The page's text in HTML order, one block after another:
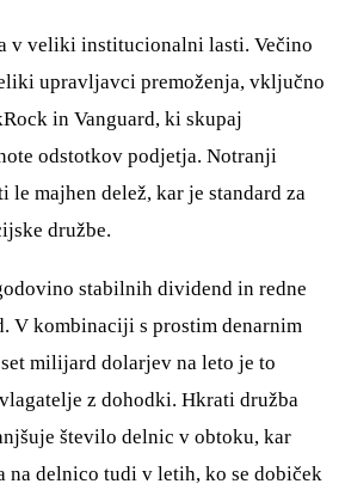
v veliki institucionalni lasti. Večino
upravljavci premoženja, vključno
in Vanguard, ki skupaj
odstotkov podjetja. Notranji
majhen delež, kar je standard za
družbe.
stabilnih dividend in redne
V kombinaciji s prostim denarnim
milijard dolarjev na leto je to
z dohodki. Hkrati družba
število delnic v obtoku, kar
na delnico tudi v letih, ko se dobiček